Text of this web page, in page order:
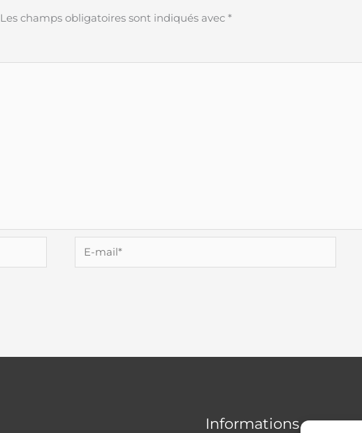
Les champs obligatoires sont indiqués avec *
E-
mail*
Informations